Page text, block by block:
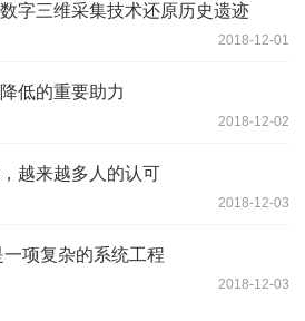
字三维采集技术还原历史遗迹
2018-12-01
低的重要助力
2018-12-02
越来越多人的认可
2018-12-03
项复杂的系统工程
2018-12-03